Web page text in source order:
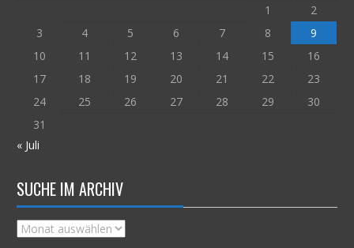
1
2
3
4 5 6 7 8
9
10
11 12 13 14 15
16
17
18 19 20 21 22
23
24
25 26 27 28 29
30
31
« Juli
SUCHE IM ARCHIV
Suche